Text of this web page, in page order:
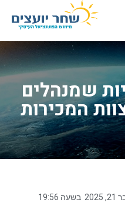
שמנהלים
המכירות
בשעה